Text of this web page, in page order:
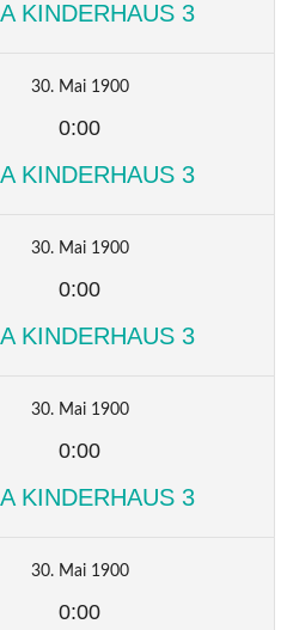
KINDERHAUS 3
30. Mai 1900
0:00
KINDERHAUS 3
30. Mai 1900
0:00
KINDERHAUS 3
30. Mai 1900
0:00
KINDERHAUS 3
30. Mai 1900
0:00